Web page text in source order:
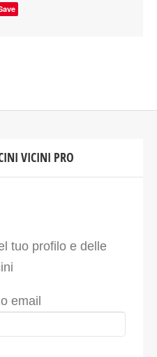
VICINI PRO
tuo profilo e delle
email